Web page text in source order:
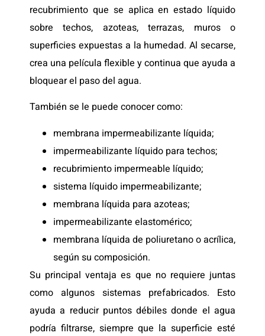
recubrimiento que se aplica en estado líquido
sobre techos, azoteas, terrazas, muros o
superficies expuestas a la humedad. Al secarse,
crea una película flexible y continua que ayuda a
bloquear el paso del agua.
También se le puede conocer como:
membrana impermeabilizante líquida;
impermeabilizante líquido para techos;
recubrimiento impermeable líquido;
sistema líquido impermeabilizante;
membrana líquida para azoteas;
impermeabilizante elastomérico;
membrana líquida de poliuretano o acrílica,
según su composición.
Su principal ventaja es que no requiere juntas
como algunos sistemas prefabricados. Esto
ayuda a reducir puntos débiles donde el agua
podría filtrarse, siempre que la superficie esté